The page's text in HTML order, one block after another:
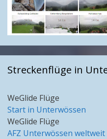
Streckenflüge in
WeGlide Flüge
Start in Unterwössen
WeGlide Flüge
AFZ Unterwössen weltweit